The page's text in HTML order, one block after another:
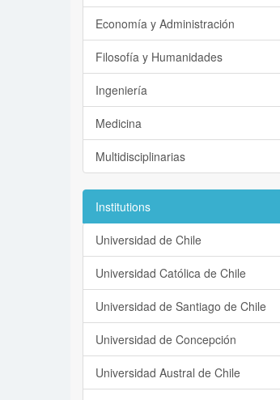
Economía y Administración
Filosofía y Humanidades
Ingeniería
Medicina
Multidisciplinarias
Institutions
Universidad de Chile
Universidad Católica de Chile
Universidad de Santiago de Chile
Universidad de Concepción
Universidad Austral de Chile